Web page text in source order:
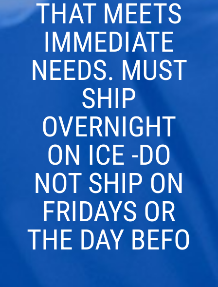
THAT MEETS
IMMEDIATE
NEEDS. MUST
SHIP
OVERNIGHT
ON ICE -DO
NOT SHIP ON
FRIDAYS OR
THE DAY BEFO